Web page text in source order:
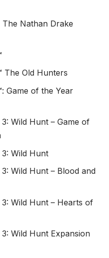
Nathan Drake
The Old Hunters
Game of the Year
Wild Hunt – Game of
Wild Hunt
Wild Hunt – Blood and
Wild Hunt – Hearts of
Wild Hunt Expansion